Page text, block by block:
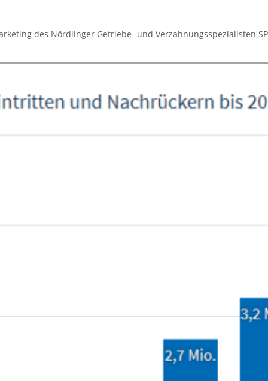
des Nördlinger Getriebe- und Verzahnungsspezialisten